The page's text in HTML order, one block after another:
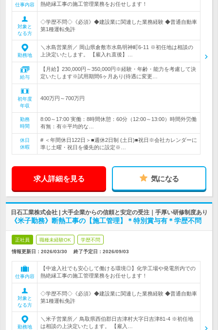
仕事内容
熱絶縁工事の施工管理業務をお任せします！
対象と
なる方
◇学歴不問◇《必須》◆建設業に関連した業務経験 ◆普通自動車
第1種運転免許
勤務地
＼水島営業所／ 岡山県倉敷市水島明神町6-11 ※初任地は相談の
上決定いたします。 【雇入れ直後】…
給与
【月給】230,000円～350,000円※経験・年齢・能力を考慮して決
定いたします※試用期間6ヶ月あり(待遇に変更…
初年度
年収
400万円～700万円
勤務
時間
8:00～17:00 実働：8時間休憩：60分（12:00～13:00）時間外労働
有無：有※平均的な…
休日
休暇
# ＜年間休日122日＞■週休2日制 (土日)■祝日※会社カレンダーに
準じ土曜・祝日を優先的に設定※…
求人詳細を見る 気になる
日石工業株式会社 | 大手企業からの信頼と安定の受注｜手厚い研修制度あり
《米子勤務》断熱工事の【施工管理】＊特別賞与有＊学歴不問
正社員 職種未経験OK 学歴不問
情報更新日：2026/03/30 終了予定日： 2026/09/03
仕事内容
【中途入社でも安心して働ける環境◎】化学工場や発電所内での
熱絶縁工事の施工管理業務をお任せします！
対象と
なる方
◇学歴不問◇《必須》◆建設業に関連した業務経験 ◆普通自動車
第1種運転免許
勤務地
＼米子営業所／ 鳥取県西伯郡日吉津村大字日吉津81-4 ※初任地
は相談の上決定いたします。 【雇入…